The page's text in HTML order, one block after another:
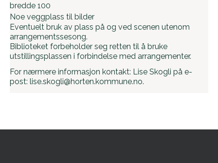
bredde 100
Noe veggplass til bilder
Eventuelt bruk av plass på og ved scenen utenom
arrangementssesong.
Biblioteket forbeholder seg retten til å bruke
utstillingsplassen i forbindelse med arrangementer.
For nærmere informasjon kontakt: Lise Skogli på e-
post: lise.skogli@horten.kommune.no.